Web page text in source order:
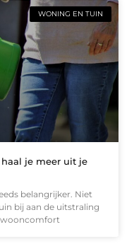
WONING EN TUIN
je meer uit je
belangrijker. Niet
bij aan de uitstraling
wooncomfort